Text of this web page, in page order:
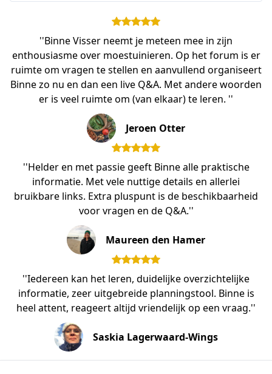
''Binne Visser neemt je meteen mee in zijn
enthousiasme over moestuinieren. Op het forum is er
ruimte om vragen te stellen en aanvullend organiseert
Binne zo nu en dan een live Q&A. Met andere woorden
er is veel ruimte om (van elkaar) te leren. ''
Jeroen Otter
''Helder en met passie geeft Binne alle praktische
informatie. Met vele nuttige details en allerlei
bruikbare links. Extra pluspunt is de beschikbaarheid
voor vragen en de Q&A.''
Maureen den Hamer
''Iedereen kan het leren, duidelijke overzichtelijke
informatie, zeer uitgebreide planningstool. Binne is
heel attent, reageert altijd vriendelijk op een vraag.''
Saskia Lagerwaard-Wings